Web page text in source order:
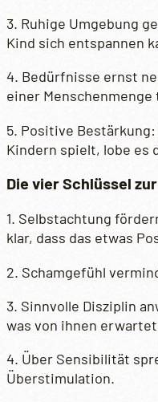
3. Ruhige Umgebung
Kind sich entspannen
4. Bedürfnisse ernst
einer
5. Positive
Kindern spielt, lobe es
Die vier Schlüssel
1. Selbstachtung
klar, dass das etwas
2. Schamgefühl
3. Sinnvolle Disziplin
was von ihnen
4. Über Sensibilität
Überstimulation.